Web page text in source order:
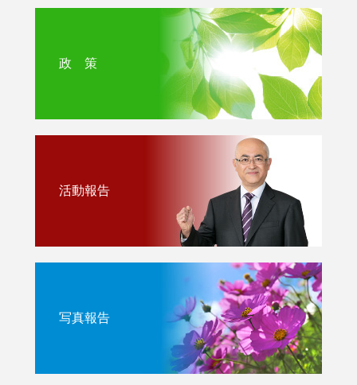
政 策
活動報告
写真報告